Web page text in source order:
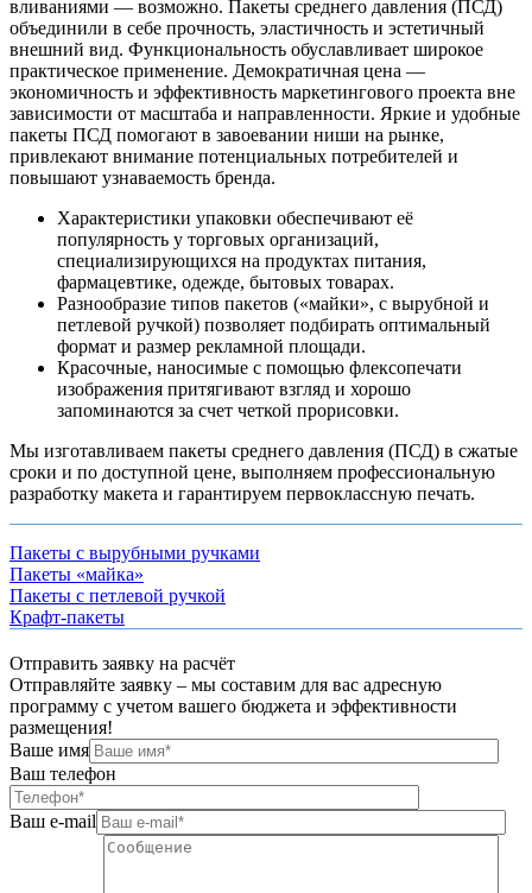
вливаниями — возможно. Пакеты среднего давления (ПСД)
объединили в себе прочность, эластичность и эстетичный
внешний вид. Функциональность обуславливает широкое
практическое применение. Демократичная цена —
экономичность и эффективность маркетингового проекта вне
зависимости от масштаба и направленности. Яркие и удобные
пакеты ПСД помогают в завоевании ниши на рынке,
привлекают внимание потенциальных потребителей и
повышают узнаваемость бренда.
Характеристики упаковки обеспечивают её
популярность у торговых организаций,
специализирующихся на продуктах питания,
фармацевтике, одежде, бытовых товарах.
Разнообразие типов пакетов («майки», с вырубной и
петлевой ручкой) позволяет подбирать оптимальный
формат и размер рекламной площади.
Красочные, наносимые с помощью флексопечати
изображения притягивают взгляд и хорошо
запоминаются за счет четкой прорисовки.
Мы изготавливаем пакеты среднего давления (ПСД) в сжатые
сроки и по доступной цене, выполняем профессиональную
разработку макета и гарантируем первоклассную печать.
Пакеты с вырубными ручками
Пакеты «майка»
Пакеты с петлевой ручкой
Крафт-пакеты
Отправить заявку на расчёт
Отправляйте заявку – мы составим для вас адресную
программу с учетом вашего бюджета и эффективности
размещения!
Ваше имя
Ваш телефон
Ваш e-mail